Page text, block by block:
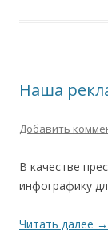
Наша
Добавить
В качестве
инфографику
Читать далее →